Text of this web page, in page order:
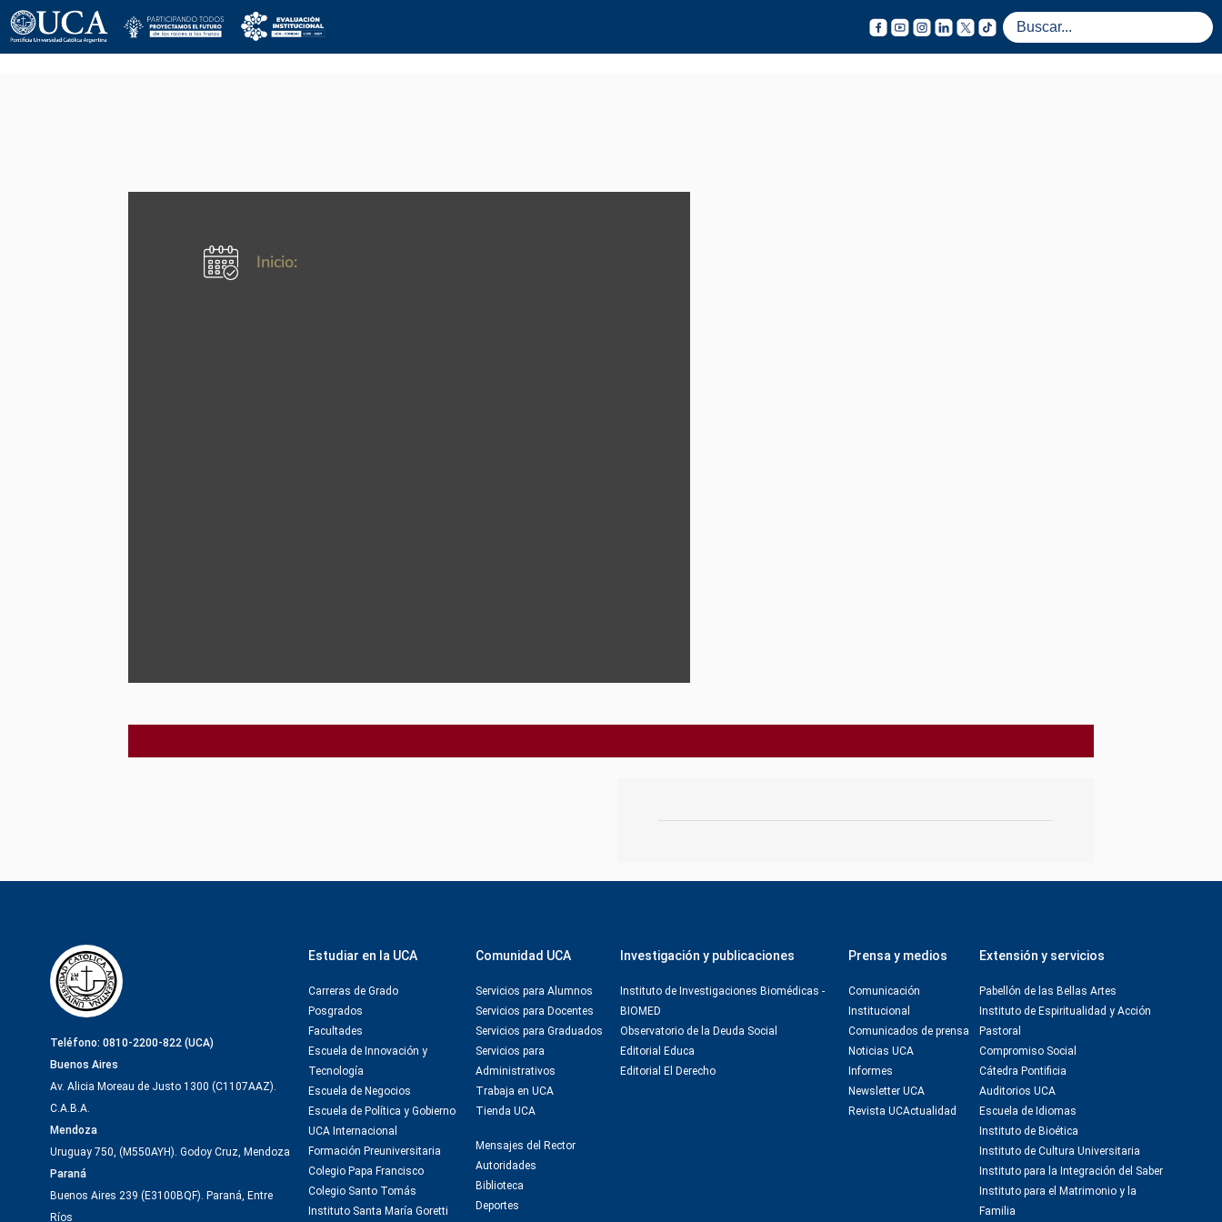
Inicio:
Teléfono: 0810-2200-822 (UCA)
Buenos Aires
Av. Alicia Moreau de Justo 1300 (C1107AAZ).
C.A.B.A.
Mendoza
Uruguay 750, (M550AYH). Godoy Cruz, Mendoza
Paraná
Buenos Aires 239 (E3100BQF). Paraná, Entre
Ríos
Estudiar en la UCA
Carreras de Grado
Posgrados
Facultades
Escuela de Innovación y
Tecnología
Escuela de Negocios
Escuela de Política y Gobierno
UCA Internacional
Formación Preuniversitaria
Colegio Papa Francisco
Colegio Santo Tomás
Instituto Santa María Goretti
Comunidad UCA
Servicios para Alumnos
Servicios para Docentes
Servicios para Graduados
Servicios para
Administrativos
Trabaja en UCA
Tienda UCA
Mensajes del Rector
Autoridades
Biblioteca
Deportes
Investigación y publicaciones
Instituto de Investigaciones Biomédicas -
BIOMED
Observatorio de la Deuda Social
Editorial Educa
Editorial El Derecho
Prensa y medios
Comunicación
Institucional
Comunicados de prensa
Noticias UCA
Informes
Newsletter UCA
Revista UCActualidad
Extensión y servicios
Pabellón de las Bellas Artes
Instituto de Espiritualidad y Acción
Pastoral
Compromiso Social
Cátedra Pontificia
Auditorios UCA
Escuela de Idiomas
Instituto de Bioética
Instituto de Cultura Universitaria
Instituto para la Integración del Saber
Instituto para el Matrimonio y la
Familia